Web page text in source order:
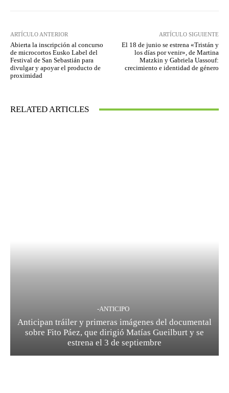
ARTÍCULO ANTERIOR
Abierta la inscripción al concurso
de microcortos Eusko Label del
Festival de San Sebastián para
divulgar y apoyar el producto de
proximidad
ARTÍCULO SIGUIENTE
El 18 de junio se estrena «Tristán y
los días por venir», de Martina
Matzkin y Gabriela Uassouf:
crecimiento e identidad de género
RELATED ARTICLES
-ANTICIPO
Anticipan tráiler y primeras imágenes del documental
sobre Fito Páez, que dirigió Matías Gueilburt y se
estrena el 3 de septiembre